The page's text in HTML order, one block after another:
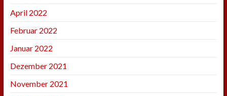
April 2022
Februar 2022
Januar 2022
Dezember 2021
November 2021